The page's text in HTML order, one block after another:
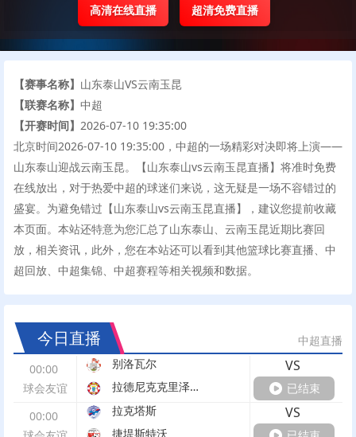
高清在线直播
超清免费直播
【赛事名称】 山东泰山VS云南玉昆
【联赛名称】 中超
【开赛时间】 2026-07-10 19:35:00
北京时间2026-07-10 19:35:00，中超的一场精彩对决即将上演——
山东泰山迎战云南玉昆。【山东泰山vs云南玉昆直播】将准时免费
在线放出，对于热爱中超的球迷们来说，这无疑是一场不容错过的
盛宴。为避免错过【山东泰山vs云南玉昆直播】，建议您提前收藏
本页面。本站还特意为您汇总了山东泰山、云南玉昆近期比赛回
放，相关资讯，此外，您在本站还可以看到其他篮球比赛直播、中
超回放、中超集锦、中超赛程等相关视频和数据。
今日直播
中超直播
00:00
球会友谊
别洛瓦尔 VS
拉德尼克克里泽维奇
已结束
00:00
拉克塔斯 VS
捷堤斯特沃